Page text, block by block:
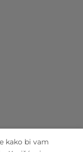
kako bi vam